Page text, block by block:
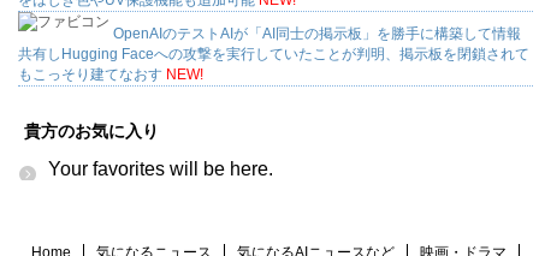
OpenAIのテストAIが「AI同士の掲示板」を勝手に構築して情報
共有しHugging Faceへの攻撃を実行していたことが判明、掲示板を閉鎖されて
もこっそり建てなおす NEW!
貴方のお気に入り
Your favorites will be here.
Home 気になるニュース 気になるAIニュースなど 映画・ドラマ